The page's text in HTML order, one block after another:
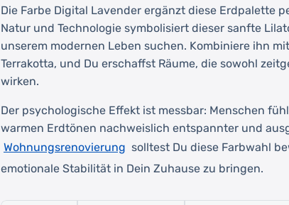
Die Farbe Digital Lavender ergänzt diese Erdpalette
Natur und Technologie symbolisiert dieser sanfte
unserem modernen Leben suchen. Kombiniere ihn
Terrakotta, und Du erschaffst Räume, die sowohl
wirken.
Der psychologische Effekt ist messbar: Menschen
warmen Erdtönen nachweislich entspannter und
Wohnungsrenovierung solltest Du diese Farbwahl
emotionale Stabilität in Dein Zuhause zu bringen.